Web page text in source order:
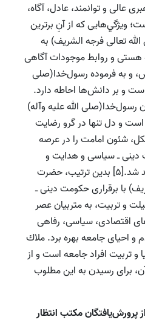
عالى و توانمند، عادل، آگاه،
ويژگي‌هايى كه از آنِ برترين
تعالی فرجه الشریف) به
هستى و روابط موجودات آگاهى
و به فرموده رسول‌خدا(صلی
است و بر دانش‌ها احاطه دارد.
الله علیه وآله)
است و دل تنها در گرو رضايت
شئون امامت را در عرصه
دينى ـ سياسى و هدايت و
تربيت انسان‌‌ها را عهده‌دار خواهد شد.[5] بدين ترتيب، حضرت
با برقرارى حكومت دينى ـ
و تربيت، به متربيان عصر
اقتصادى، سياسى، رفاهى
احياى جامعه بهره برد. ملاك
تربيت افراد جامعه است و از
برای رسيدن به اين مطلوب
پرورش‌يافتگان مكتب انتظار